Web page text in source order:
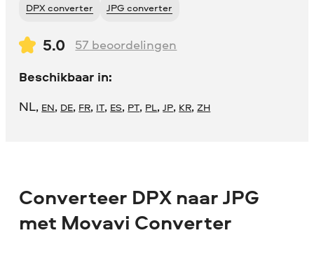
DPX converter JPG converter
5.0 57 beoordelingen
Beschikbaar in:
NL, EN, DE, FR, IT, ES, PT, PL,JP, KR,ZH
Converteer DPX naar JPG
met Movavi Converter